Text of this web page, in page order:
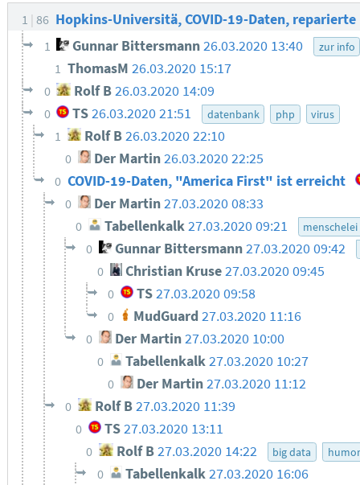
1 86 Hopkins-Universitä, COVID-19-Daten,
1 Gunnar Bittersmann26.03.2020 13:40 zur info
1 ThomasM 26.03.2020 15:17
0 Rolf B26.03.2020 14:09
0 TS26.03.2020 21:51 datenbank php virus
1 Rolf B26.03.2020 22:10
0 Der Martin26.03.2020 22:25
0 COVID-19-Daten, "America First" ist erreicht
0 Der Martin27.03.2020 08:33
0 Tabellenkalk27.03.2020 09:21 menschelei
0 Gunnar Bittersmann27.03.2020 09:42
0 Christian Kruse27.03.2020 09:45
0 TS 27.03.2020 09:58
0 MudGuard 27.03.2020 11:16
0 Der Martin27.03.2020 10:00
0 Tabellenkalk27.03.2020 10:27
0 Der Martin 27.03.2020 11:12
0 Rolf B 27.03.2020 11:39
0 TS27.03.2020 13:11
0 Rolf B27.03.2020 14:22 big data humor
0 Tabellenkalk27.03.2020 16:06